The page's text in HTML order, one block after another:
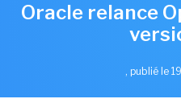
Oracle relance
, publié le